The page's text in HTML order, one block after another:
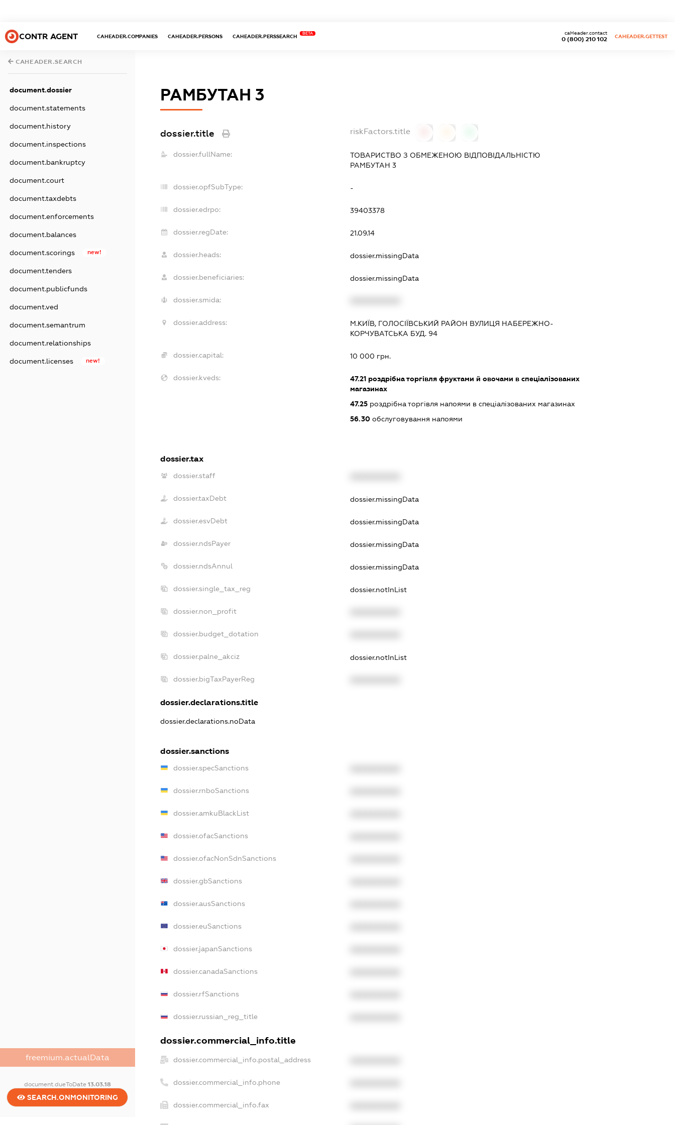
CONTR AGENT CAHEADER.COMPANIES CAHEADER.PERSONS CAHEADER.PERSSEARCH
BETA
0 (800) 210 102
caHeader.contact
CAHEADER.GETTEST
CAHEADER.SEARCH
document.dossier
document.statements
document.history
document.inspections
document.bankruptcy
document.court
document.taxdebts
document.enforcements
document.balances
document.scorings new!
document.tenders
document.publicfunds
document.ved
document.semantrum
document.relationships
document.licenses new!
freemium.actualData
document.dueToDate 13.03.18
SEARCH.ONMONITORING
РАМБУТАН 3
dossier.title riskFactors.title
dossier.fullName:
ТОВАРИСТВО З ОБМЕЖЕНОЮ ВІДПОВІДАЛЬНІСТЮ
РАМБУТАН 3
dossier.opfSubType: -
dossier.edrpo: 39403378
dossier.regDate: 21.09.14
dossier.heads: dossier.missingData
dossier.beneficiaries: dossier.missingData
dossier.smida:
dossier.address:
М.КИЇВ, ГОЛОСІЇВСЬКИЙ РАЙОН ВУЛИЦЯ НАБЕРЕЖНО-
КОРЧУВАТСЬКА БУД. 94
dossier.capital: 10 000 грн.
dossier.kveds: 47.21 роздрібна торгівля фруктами й овочами в спеціалізованих
магазинах
47.25 роздрібна торгівля напоями в спеціалізованих магазинах
56.30 обслуговування напоями
dossier.tax
dossier.staff
dossier.taxDebt dossier.missingData
dossier.esvDebt dossier.missingData
dossier.ndsPayer dossier.missingData
dossier.ndsAnnul dossier.missingData
dossier.single_tax_reg dossier.notInList
dossier.non_profit
dossier.budget_dotation
dossier.palne_akciz dossier.notInList
dossier.bigTaxPayerReg
dossier.declarations.title
dossier.declarations.noData
dossier.sanctions
dossier.specSanctions
dossier.rnboSanctions
dossier.amkuBlackList
dossier.ofacSanctions
dossier.ofacNonSdnSanctions
dossier.gbSanctions
dossier.ausSanctions
dossier.euSanctions
dossier.japanSanctions
dossier.canadaSanctions
dossier.rfSanctions
dossier.russian_reg_title
dossier.commercial_info.title
dossier.commercial_info.postal_address
dossier.commercial_info.phone
dossier.commercial_info.fax